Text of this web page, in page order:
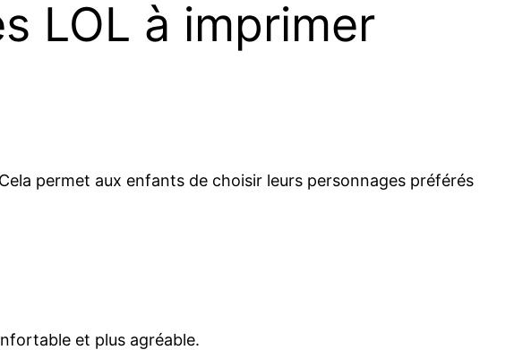
LOL à imprimer
permet aux enfants de choisir leurs personnages préférés
et plus agréable.